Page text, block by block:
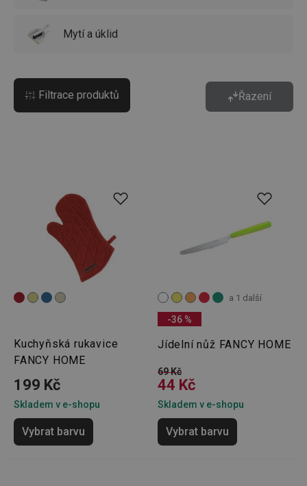
Mytí a úklid
Filtrace produktů Řazení
Kuchyňská rukavice
FANCY HOME
199 Kč
Skladem v e-shopu
Vybrat barvu
a 1 další
-36 %
Jídelní nůž FANCY HOME
69 Kč
44 Kč
Skladem v e-shopu
Vybrat barvu